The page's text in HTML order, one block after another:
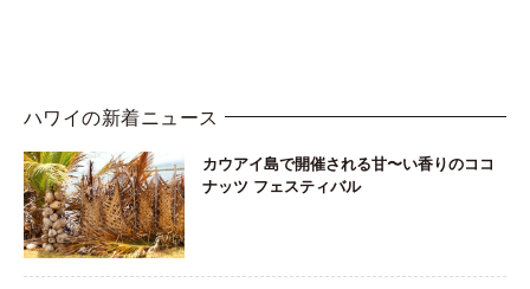
ハワイの新着ニュース
カウアイ島で開催される甘〜い香りのココ
ナッツ フェスティバル